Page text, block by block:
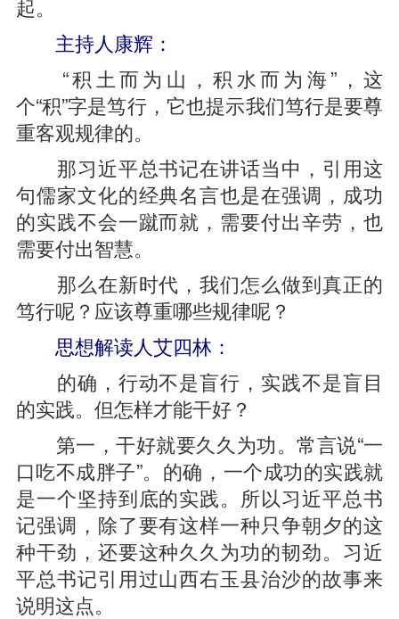
起。
主持人康辉：
“积土而为山，积水而为海”，这
个“积”字是笃行，它也提示我们笃行是要尊
重客观规律的。
那习近平总书记在讲话当中，引用这
句儒家文化的经典名言也是在强调，成功
的实践不会一蹴而就，需要付出辛劳，也
需要付出智慧。
那么在新时代，我们怎么做到真正的
笃行呢？应该尊重哪些规律呢？
思想解读人艾四林：
的确，行动不是盲行，实践不是盲目
的实践。但怎样才能干好？
第一，干好就要久久为功。常言说“一
口吃不成胖子”。的确，一个成功的实践就
是一个坚持到底的实践。所以习近平总书
记强调，除了要有这样一种只争朝夕的这
种干劲，还要这种久久为功的韧劲。习近
平总书记引用过山西右玉县治沙的故事来
说明这点。